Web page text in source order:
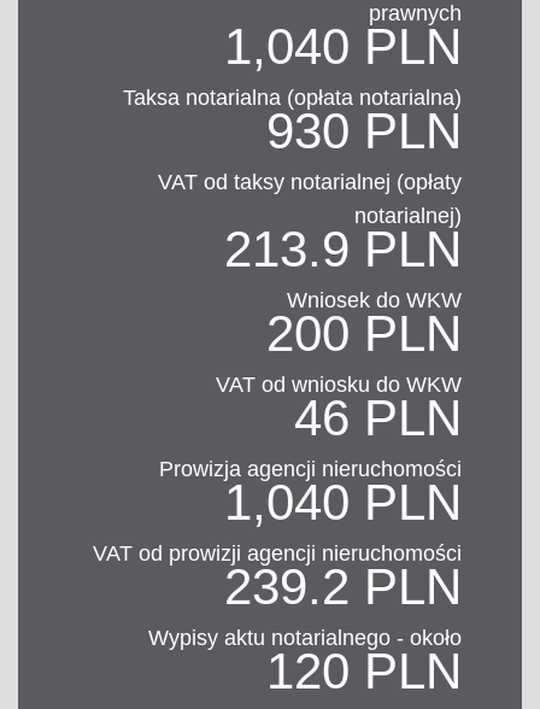
prawnych
1,040 PLN
Taksa notarialna (opłata notarialna)
930 PLN
VAT od taksy notarialnej (opłaty
notarialnej)
213.9 PLN
Wniosek do WKW
200 PLN
VAT od wniosku do WKW
46 PLN
Prowizja agencji nieruchomości
1,040 PLN
VAT od prowizji agencji nieruchomości
239.2 PLN
Wypisy aktu notarialnego - około
120 PLN